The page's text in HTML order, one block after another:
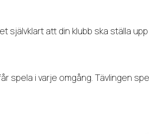
självklart att din klubb ska ställa upp
spela i varje omgång. Tävlingen